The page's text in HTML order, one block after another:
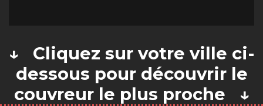
↓ Cliquez sur votre ville ci-
dessous pour découvrir le
couvreur le plus proche ↓